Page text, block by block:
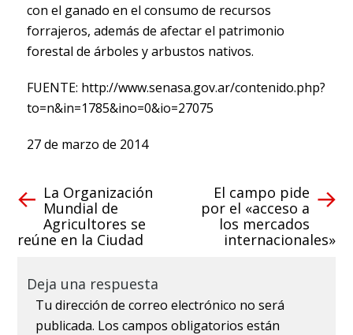
con el ganado en el consumo de recursos
forrajeros, además de afectar el patrimonio
forestal de árboles y arbustos nativos.
FUENTE: http://www.senasa.gov.ar/contenido.php?
to=n&in=1785&ino=0&io=27075
27 de marzo de 2014
La Organización
Mundial de
Agricultores se
reúne en la Ciudad
El campo pide
por el «acceso a
los mercados
internacionales»
Deja una respuesta
Tu dirección de correo electrónico no será
publicada. Los campos obligatorios están